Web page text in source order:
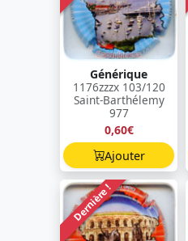
Générique
1176zzzx 103/120
Saint-Barthélemy
977
0,60€
Ajouter
Dernière !